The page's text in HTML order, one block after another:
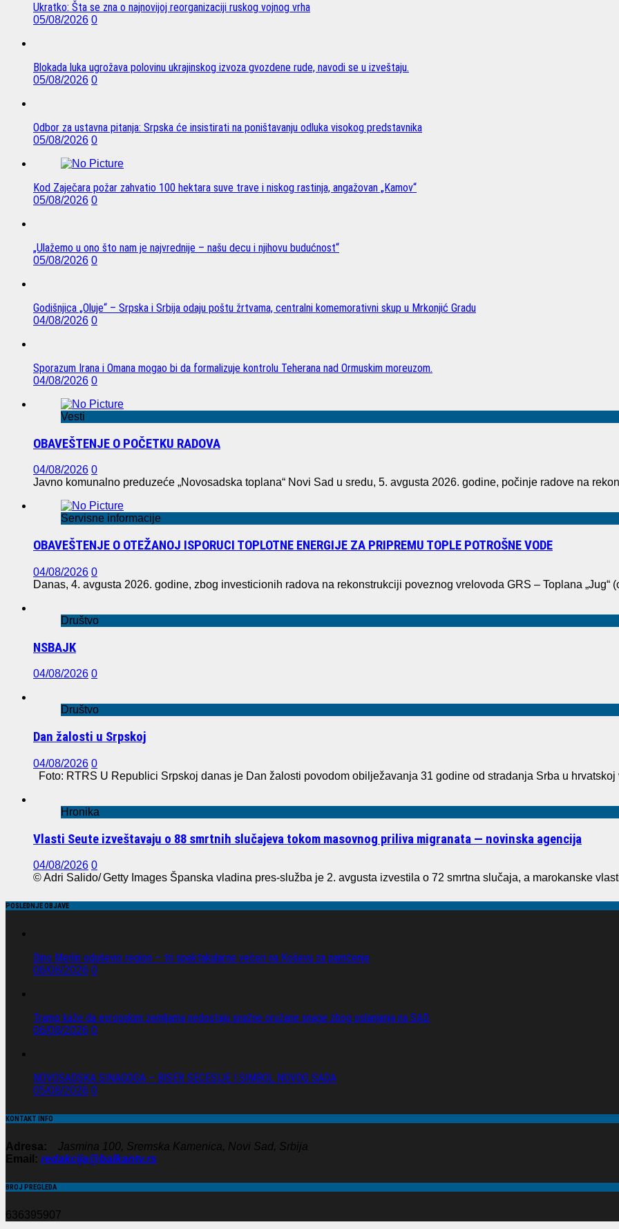
Ukratko: Šta se zna o najnovijoj reorganizaciji ruskog vojnog vrha
05/08/2026 0
Blokada luka ugrožava polovinu ukrajinskog izvoza gvozdene rude, navodi se u izveštaju.
05/08/2026 0
Odbor za ustavna pitanja: Srpska će insistirati na poništavanju odluka visokog predstavnika
05/08/2026 0
Kod Zaječara požar zahvatio 100 hektara suve trave i niskog rastinja, angažovan „Kamov“
05/08/2026 0
„Ulažemo u ono što nam je najvrednije – našu decu i njihovu budućnost“
05/08/2026 0
Godišnjica „Oluje“ – Srpska i Srbija odaju poštu žrtvama, centralni komemorativni skup u Mrkonjić Gradu
04/08/2026 0
Sporazum Irana i Omana mogao bi da formalizuje kontrolu Teherana nad Ormuskim moreuzom.
04/08/2026 0
Vesti
OBAVEŠTENJE O POČETKU RADOVA
04/08/2026 0
Javno komunalno preduzeće „Novosadska toplana“ Novi Sad u sredu, 5. avgusta 2026. godine, počinje radove na
Servisne informacije
OBAVEŠTENJE O OTEŽANOJ ISPORUCI TOPLOTNE ENERGIJE ZA PRIPREMU TOPLE POTROŠNE VODE
04/08/2026 0
Danas, 4. avgusta 2026. godine, zbog investicionih radova na rekonstrukciji poveznog vrelovoda GRS – Toplana „Jug“
Društvo
NSBAJK
04/08/2026 0
Društvo
Dan žalosti u Srpskoj
04/08/2026 0
Foto: RTRS U Republici Srpskoj danas je Dan žalosti povodom obilježavanja 31 godine od stradanja Srba u
Hronika
Vlasti Seute izveštavaju o 88 smrtnih slučajeva tokom masovnog priliva migranata — novinska agencija
04/08/2026 0
© Adri Salido/ Getty Images Španska vladina pres-služba je 2. avgusta izvestila o 72 smrtna slučaja, a marokanske
POSLEDNJE OBJAVE
Dino Merlin oduševio region – tri spektakularne večeri na Koševu za pamćenje
06/08/2026 0
Tramp kaže da evropskim zemljama nedostaju snažne oružane snage zbog oslanjanja na SAD.
06/08/2026 0
NOVOSADSKA SINAGOGA – BISER SECESIJE I SIMBOL NOVOG SADA
05/08/2026 0
KONTAKT INFO
Adresa:
Jasmina 100, Sremska Kamenica, Novi Sad, Srbija
Email: redakcija@balkantv.rs
BROJ PREGLEDA
636395907